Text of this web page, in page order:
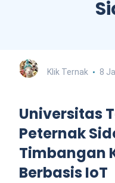
Klik Ternak 8
Universitas
Peternak
Timbangan
Berbasis IoT